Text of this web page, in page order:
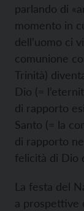
parlando di
momento in
dell’uomo ci
comunione
Trinità)
Dio (=
di rapporto
Santo (= la
di rapporto
felicità di Dio
La festa del
a prospettive